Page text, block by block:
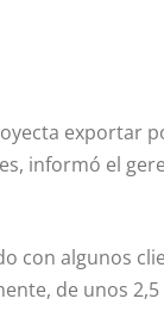
exportar
informó el
con algunos
de unos